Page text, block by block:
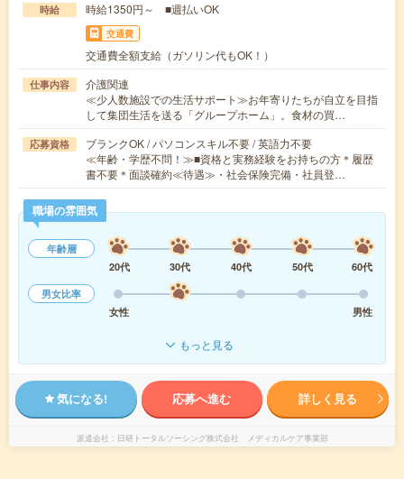
時給 時給1350円～ ■週払いOK
交通費
交通費全額支給（ガソリン代もOK！）
仕事内容
介護関連
≪少人数施設での生活サポート≫お年寄りたちが自立を目指
して集団生活を送る「グループホーム」。食材の買…
応募資格
ブランクOK / パソコンスキル不要 / 英語力不要
≪年齢・学歴不問！≫■資格と実務経験をお持ちの方＊履歴
書不要＊面談確約≪待遇≫・社会保険完備・社員登…
職場の雰囲気
年齢層
20代
30代 40代 50代
60代
男女比率
女性
男性
もっと見る
気になる! 応募へ進む 詳しく見る
派遣会社 日研トータルソーシング株式会社 メディカルケア事業部